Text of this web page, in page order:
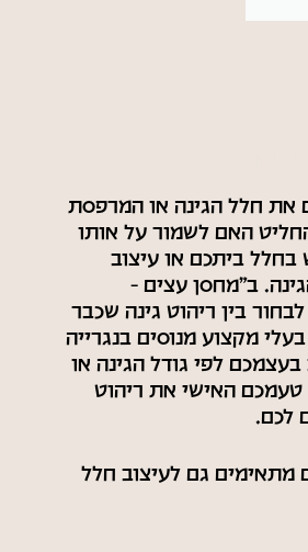
את חלל הגינה או המרפסת
האם לשמור על אותו
בחלל ביתכם או עיצוב
ב״מחסן עצים –
בין ריהוט גינה שכבר
מקצוע מנוסים בנגרייה
לפי גודל הגינה או
טעמכם האישי את ריהוט
לכם.
מתאימים גם לעיצוב חלל